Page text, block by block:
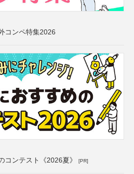
コンペ特集2026
コンテスト《2026夏》 [PR]